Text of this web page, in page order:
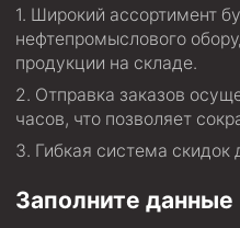
Широкий ассортимент
нефтепромыслового
продукции на складе.
Отправка заказов
часов, что позволяет
Гибкая система скидок
Заполните данные